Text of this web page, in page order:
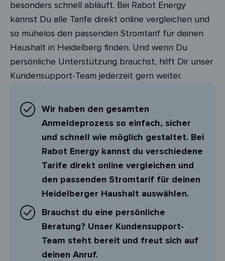
besonders schnell abläuft. Bei Rabot Energy
kannst Du alle Tarife direkt online vergleichen und
so mühelos den passenden Stromtarif für deinen
Haushalt in Heidelberg finden. Und wenn Du
persönliche Unterstützung brauchst, hilft Dir unser
Kundensupport-Team jederzeit gern weiter.
Wir haben den gesamten
Anmeldeprozess so einfach, sicher
und schnell wie möglich gestaltet. Bei
Rabot Energy kannst du verschiedene
Tarife direkt online vergleichen und
den passenden Stromtarif für deinen
Heidelberger Haushalt auswählen.
Brauchst du eine persönliche
Beratung? Unser Kundensupport-
Team steht bereit und freut sich auf
deinen Anruf.